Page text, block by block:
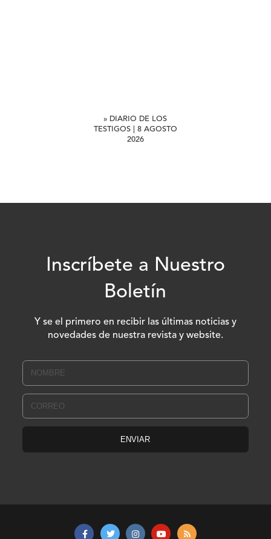
» DIARIO DE LOS
TESTIGOS | 8 AGOSTO
2026
Inscríbete a Nuestro
Boletín
Y se el primero en recibir las últimas noticias y
novedades de nuestra revista y website.